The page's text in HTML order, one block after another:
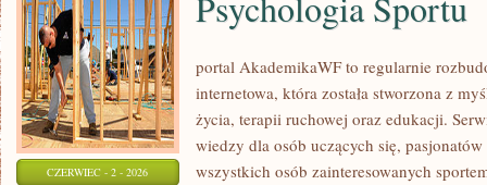
CZERWIEC - 2 - 2026
portal AkademikaWF to regularnie
internetowa, która została stworzona z
życia, terapii ruchowej oraz edukacji.
wiedzy dla osób uczących się,
wszystkich osób zainteresowanych